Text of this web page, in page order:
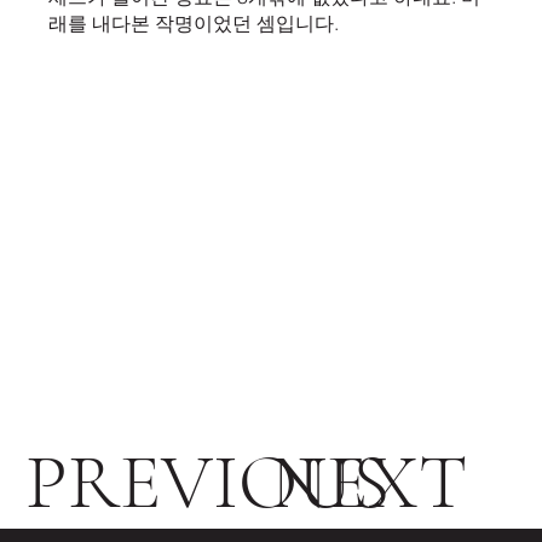
래를 내다본 작명이었던 셈입니다.
NEXT
PREVIOUS